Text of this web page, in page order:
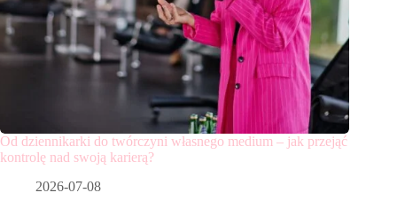
Od dziennikarki do twórczyni własnego medium – jak przejąć
kontrolę nad swoją karierą?
2026-07-08